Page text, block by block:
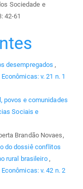
Sociedade e
42-61
desempregados ,
v. 21 n. 1
povos e comunidades
Sociais e
Brandão Novaes,
do dossiê conflitos
rural brasileiro ,
v. 42 n. 2